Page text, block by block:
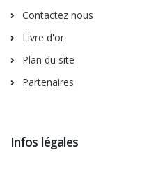
Contactez nous
Livre d'or
Plan du site
Partenaires
Infos légales